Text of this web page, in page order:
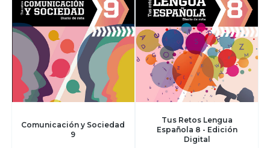
Comunicación y Sociedad
9
Tus Retos Lengua
Española 8 - Edición
Digital